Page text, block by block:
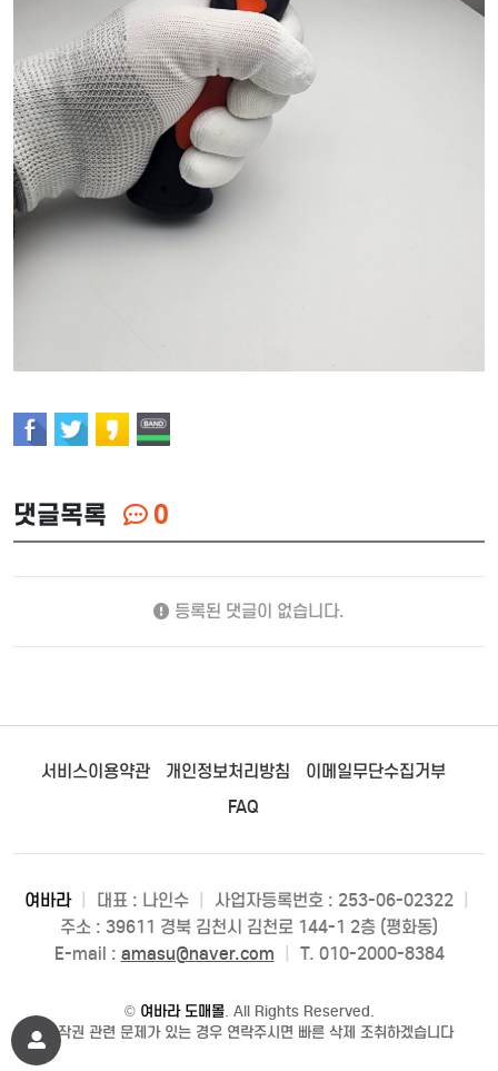
댓글목록 0
등록된 댓글이 없습니다.
서비스이용약관 개인정보처리방침
이메일무단수집거부
FAQ
여바라 대표 : 나인수 사업자등록번호 : 253-06-02322
주소 : 39611 경북 김천시 김천로 144-1 2층 (평화동)
E-mail : amasu@naver.com T. 010-2000-8384
© 여바라 도매몰. All Rights Reserved.
저작권 관련 문제가 있는 경우 연락주시면 빠른 삭제 조취하겠습니다